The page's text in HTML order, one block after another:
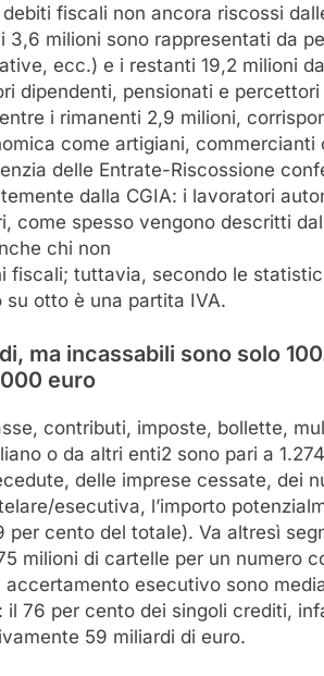
fiscali non ancora riscossi
3,6 milioni sono rappresentati da
ecc.) e i restanti 19,2 milioni
dipendenti, pensionati e
i rimanenti 2,9 milioni,
come artigiani, commercianti
delle Entrate-Riscossione
dalla CGIA: i lavoratori
come spesso vengono descritti
chi non
fiscali; tuttavia, secondo le
otto è una partita IVA.
ma incassabili sono solo
euro
contributi, imposte, bollette,
o da altri enti2 sono pari a
delle imprese cessate, dei
esecutiva, l’importo
per cento del totale). Va altresì
milioni di cartelle per un numero
esecutivo sono
76 per cento dei singoli crediti,
59 miliardi di euro.